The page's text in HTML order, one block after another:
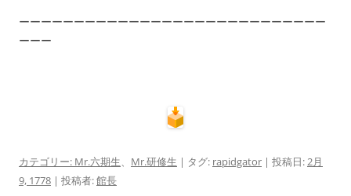
ーーーーーーーーーーーーーーーーーーーーーーーーーーーー
ーーー
カテゴリー: Mr.六期生、 Mr.研修生 | タグ: rapidgator | 投稿日:2月
9, 1778 | 投稿者:館長